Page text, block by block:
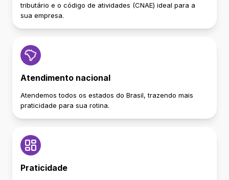
tributário e o código de atividades (CNAE) ideal para a
sua empresa.
Atendimento nacional
Atendemos todos os estados do Brasil, trazendo mais
praticidade para sua rotina.
Praticidade